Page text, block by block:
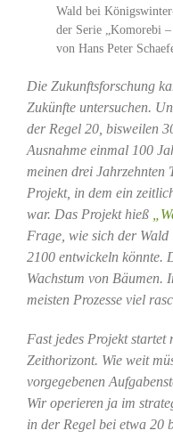
Wald bei
der Serie „Komorebi
von Hans Peter
Die Zukunftsforschung
Zukünfte untersuchen.
der Regel 20, bisweilen
Ausnahme einmal 100
meinen drei Jahrzehnten
Projekt, in dem ein
war. Das Projekt hieß
Frage, wie sich der
2100 entwickeln könnte.
Wachstum von Bäumen.
meisten Prozesse viel
Fast jedes Projekt
Zeithorizont. Wie weit
vorgegebenen
Wir operieren ja im
in der Regel bei etwa 20